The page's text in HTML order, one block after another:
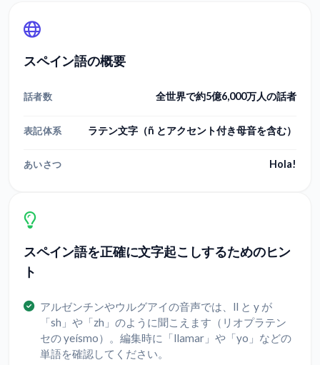
スペイン語の概要
話者数 全世界で約5億6,000万人の話者
表記体系 ラテン文字（ñ とアクセント付き母音を含む）
あいさつ Hola!
スペイン語を正確に文字起こしするためのヒン
ト
アルゼンチンやウルグアイの音声では、ll と y が
「sh」や「zh」のように聞こえます（リオプラテン
セの yeísmo）。編集時に「llamar」や「yo」などの
単語を確認してください。